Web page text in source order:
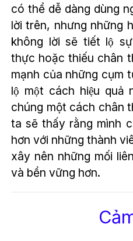
có thể dễ dàng dùng
lời trên, nhưng những
không lời sẽ tiết lộ
thực hoặc thiếu chân
mạnh của những cụm
lộ một cách hiệu quả
chúng một cách chân
ta sẽ thấy rằng mình
hơn với những thành
xây nên những mối
và bền vững hơn.